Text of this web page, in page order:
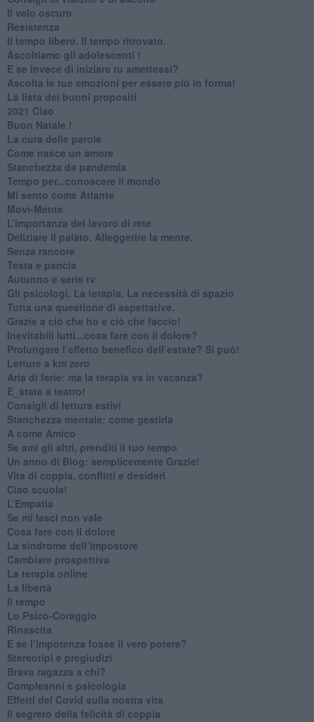
​Il velo oscuro
Resistenza
​Il tempo libero. Il tempo ritrovato.
Ascoltiamo gli adolescenti !
​E se invece di iniziare tu smettessi?
​Ascolta le tue emozioni per essere più in forma!
​La lista dei buoni propositi
2021 Ciao
Buon Natale !
​La cura delle parole
​Come nasce un amore
Stanchezza da pandemia
​Tempo per...conoscere il mondo
​Mi sento come Atlante
​Movi-Mente
​L’importanza del lavoro di rete
​Deliziare il palato. Alleggerire la mente.
​Senza rancore
​Testa e pancia
​Autunno e serie tv
​Gli psicologi. La terapia. La necessità di spazio
​Tutta una questione di aspettative.
​Grazie a ciò che ho e ciò che faccio!
​Inevitabili lutti...cosa fare con il dolore?
Prolungare l’effetto benefico dell’estate? Si può!
​Letture a km zero
​Aria di ferie: ma la terapia va in vacanza?
​E_state a teatro!
​Consigli di lettura estivi
​Stanchezza mentale: come gestirla
​A come Amico
​Se ami gli altri, prenditi il tuo tempo
​Un anno di Blog: semplicemente Grazie!
​Vita di coppia, conflitti e desideri
​Ciao scuola!
​L’Empatia
​Se mi lasci non vale
Cosa fare con il dolore
​La sindrome dell’impostore
​Cambiare prospettiva
La terapia online
La libertà
​Il tempo
​Lo Psico-Coraggio
Rinascita
​E se l’impotenza fosse il vero potere?
Stereotipi e pregiudizi
​Brava ragazza a chi?
​Compleanni e psicologia
Effetti del Covid sulla nostra vita
Il segreto della felicità di coppia